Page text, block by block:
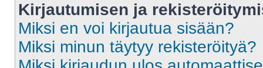
Kirjautumisen ja
Miksi en voi kirjautua sisään?
Miksi minun täytyy rekisteröityä?